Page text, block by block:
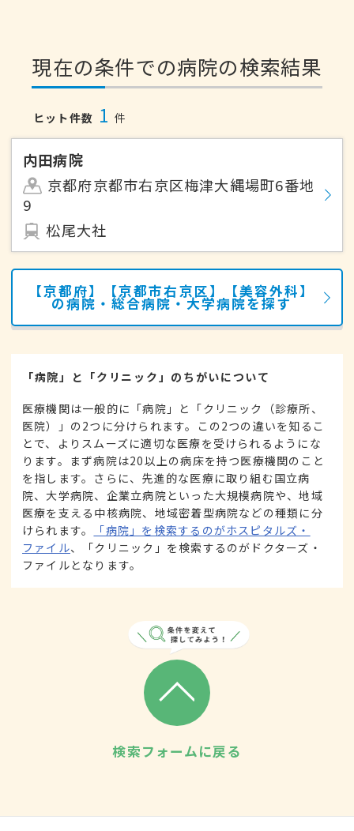
現在の条件での病院の検索結果
ヒット件数 1 件
内田病院
京都府京都市右京区梅津大縄場町6番地
9
松尾大社
【京都府】【京都市右京区】【美容外科】
の病院・総合病院・大学病院を探す
「病院」と「クリニック」のちがいについて
医療機関は一般的に「病院」と「クリニック（診療所、
医院）」の2つに分けられます。この2つの違いを知るこ
とで、よりスムーズに適切な医療を受けられるようにな
ります。まず病院は20以上の病床を持つ医療機関のこと
を指します。さらに、先進的な医療に取り組む国立病
院、大学病院、企業立病院といった大規模病院や、地域
医療を支える中核病院、地域密着型病院などの種類に分
けられます。
「病院」を検索するのがホスピタルズ・
ファイル、「クリニック」を検索するのがドクターズ・
ファイルとなります。
検索フォームに戻る